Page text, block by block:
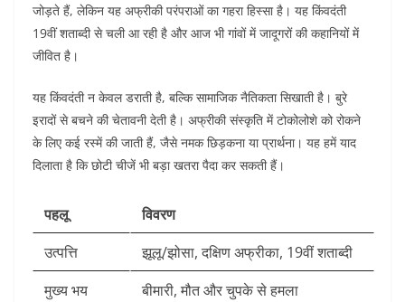
जोड़ते हैं, लेकिन यह अफ्रीकी परंपराओं का गहरा हिस्सा है। यह किंवदंती
19वीं शताब्दी से चली आ रही है और आज भी गांवों में जादूगरों की कहानियों में
जीवित है।​
यह किंवदंती न केवल डराती है, बल्कि सामाजिक नैतिकता सिखाती है। बुरे
इरादों से बचने की चेतावनी देती है। अफ्रीकी संस्कृति में टोकोलोशे को रोकने
के लिए कई रस्में की जाती हैं, जैसे नमक छिड़कना या प्रार्थना। यह हमें याद
दिलाता है कि छोटी चीजें भी बड़ा खतरा पैदा कर सकती हैं।​
पहलू
विवरण
उत्पत्ति
झूलू/झोसा, दक्षिण अफ्रीका, 19वीं शताब्दी ​
मुख्य भय
बीमारी, मौत और चुपके से हमला